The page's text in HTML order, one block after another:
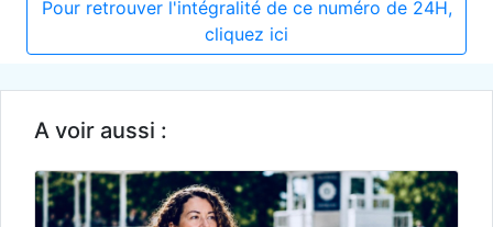
Pour retrouver l'intégralité de ce numéro de 24H,
cliquez ici
A voir aussi :